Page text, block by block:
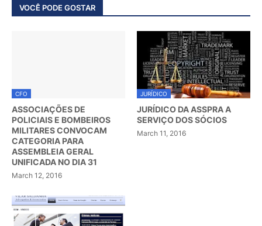
VOCÊ PODE GOSTAR
CFO
ASSOCIAÇÕES DE
POLICIAIS E BOMBEIROS
MILITARES CONVOCAM
CATEGORIA PARA
ASSEMBLEIA GERAL
UNIFICADA NO DIA 31
March 12, 2016
JURÍDICO
JURÍDICO DA ASSPRA A
SERVIÇO DOS SÓCIOS
March 11, 2016